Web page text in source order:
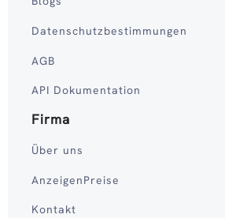
Datenschutzbestimmungen
AGB
API Dokumentation
Firma
Über uns
AnzeigenPreise
Kontakt